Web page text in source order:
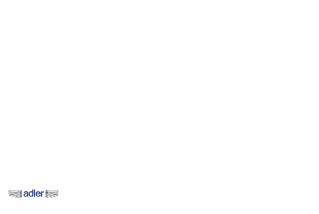
PRODUCENTA:
ADLER